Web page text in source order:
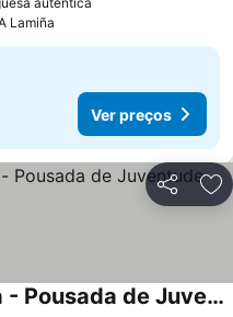
Lamiña
Ver preços
Partilhar
HI Vila Nova de Cerveira - Pousada de Juventude